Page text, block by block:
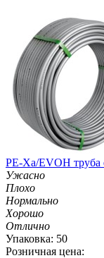
PE-Xa/EVOH
Ужасно
Плохо
Нормально
Хорошо
Отлично
Упаковка: 50
Розничная цена: